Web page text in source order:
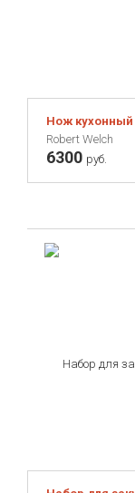
Нож кухонный
Robert Welch
6300 руб.